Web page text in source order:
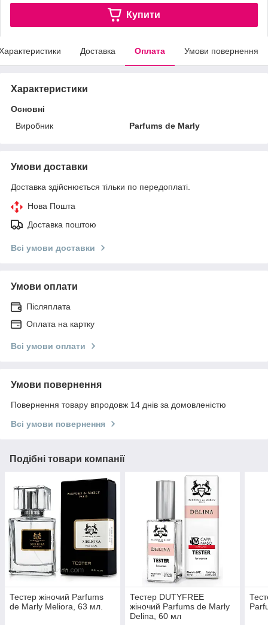
Купити
Доставка Оплата Умови повернення
Характеристики
Основні
Виробник
Parfums de Marly
Умови доставки
Доставка здійснюється тільки по передоплаті.
Нова Пошта
Доставка поштою
Всі умови доставки
Умови оплати
Післяплата
Оплата на картку
Всі умови оплати
Умови повернення
Повернення товару впродовж 14 днів за домовленістю
Всі умови повернення
Подібні товари компанії
Тестер жіночий Parfums
de Marly Meliora, 63 мл.
Тестер DUTYFREE
жіночий Parfums de Marly
Delina, 60 мл